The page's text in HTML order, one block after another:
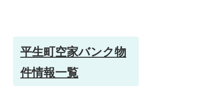
平生町空家バンク物
件情報一覧